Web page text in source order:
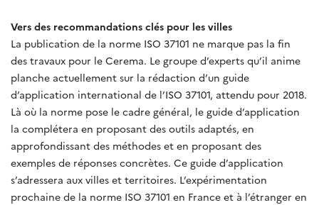
Vers des recommandations clés pour les villes
La publication de la norme ISO 37101 ne marque pas la fin
des travaux pour le Cerema. Le groupe d’experts qu’il anime
planche actuellement sur la rédaction d’un guide
d’application international de l’ISO 37101, attendu pour 2018.
Là où la norme pose le cadre général, le guide d’application
la complétera en proposant des outils adaptés, en
approfondissant des méthodes et en proposant des
exemples de réponses concrètes. Ce guide d’application
s’adressera aux villes et territoires. L’expérimentation
prochaine de la norme ISO 37101 en France et à l’étranger en